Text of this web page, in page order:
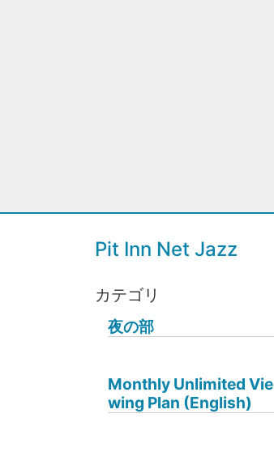
Pit Inn Net Jazz
カテゴリ
夜の部
Monthly Unlimited Vie
wing Plan (English)